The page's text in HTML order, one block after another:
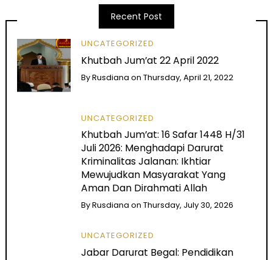
Recent Post
UNCATEGORIZED
Khutbah Jum’at 22 April 2022
ByRusdiana onThursday, April 21, 2022
UNCATEGORIZED
Khutbah Jum’at: 16 Safar 1448 H/31
Juli 2026: Menghadapi Darurat
Kriminalitas Jalanan: Ikhtiar
Mewujudkan Masyarakat Yang
Aman Dan Dirahmati Allah
ByRusdiana onThursday, July 30, 2026
UNCATEGORIZED
Jabar Darurat Begal: Pendidikan